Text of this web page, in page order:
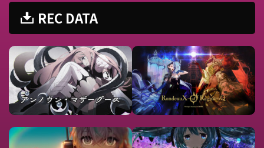
REC DATA